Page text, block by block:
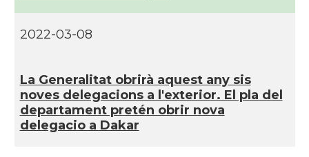
2022-03-08
La Generalitat obrirà aquest any sis
noves delegacions a l'exterior. El pla del
departament pretén obrir nova
delegacio a Dakar